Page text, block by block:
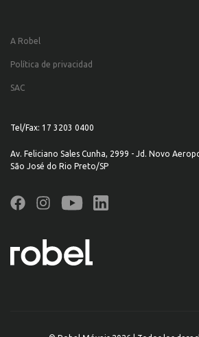
A Robel
Política de privacidad
SAC
Tel/Fax: 17 3203 0400
Av. Feliciano Sales Cunha, 2999 - Jd. Novo
São José do Rio Preto/SP